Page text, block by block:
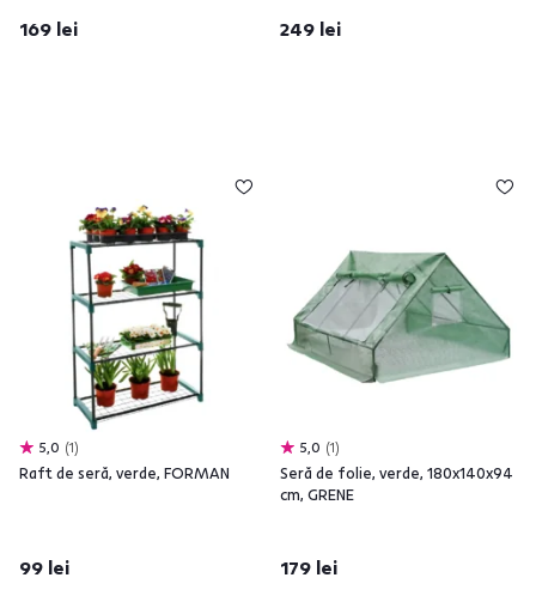
169 lei 249 lei
5,0 1
Raft de seră, verde, FORMAN
99 lei
5,0 1
Seră de folie, verde, 180x140x94
cm, GRENE
179 lei